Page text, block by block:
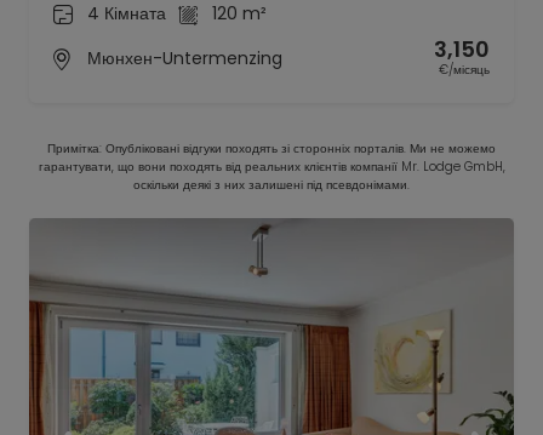
4 Кімната
120 m²
Мюнхен-Untermenzing
3,150
€/місяць
Примітка: Опубліковані відгуки походять зі сторонніх порталів. Ми не можемо
гарантувати, що вони походять від реальних клієнтів компанії Mr. Lodge GmbH,
оскільки деякі з них залишені під псевдонімами.